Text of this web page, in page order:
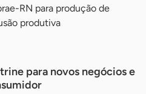
RN para produção de
produtiva
para novos negócios e